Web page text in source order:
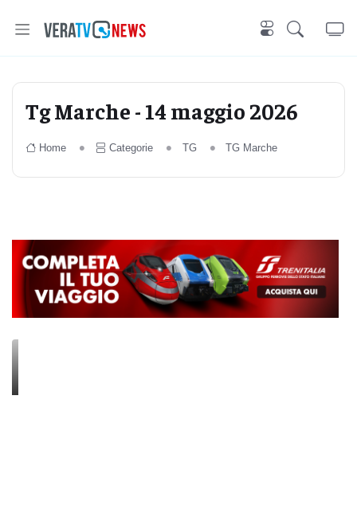
Tg Marche - 14 maggio 2026
Home Categorie TG TG Marche